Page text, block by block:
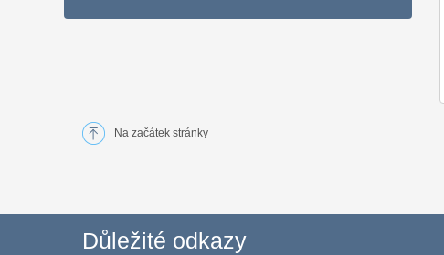
Na začátek stránky
Důležité odkazy